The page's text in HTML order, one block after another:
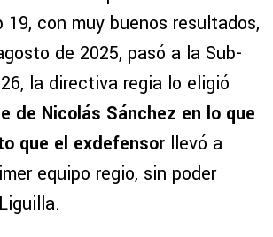
19, con muy buenos resultados,
de 2025, pasó a la Sub-
la directiva regia lo eligió
de Nicolás Sánchez en lo que
que el exdefensor llevó a
equipo regio, sin poder